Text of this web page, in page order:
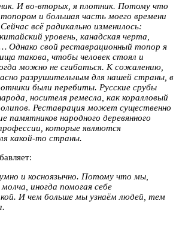
И во-вторых, я плотник. Потому что
и большая часть моего времени
всё радикально изменилось:
уровень, канадская черта,
Однако свой реставрационный топор я
такова, чтобы человек стоял и
можно не сгибаться. К сожалению,
разрушительным для нашей страны, в
были перебиты. Русские срубы
носителя ремесла, как коралловый
Реставрация может существенно
памятников народного деревянного
которые являются
какой-то страны.
и косноязычно. Потому что мы,
иногда помогая себе
И чем больше мы узнаём людей, тем